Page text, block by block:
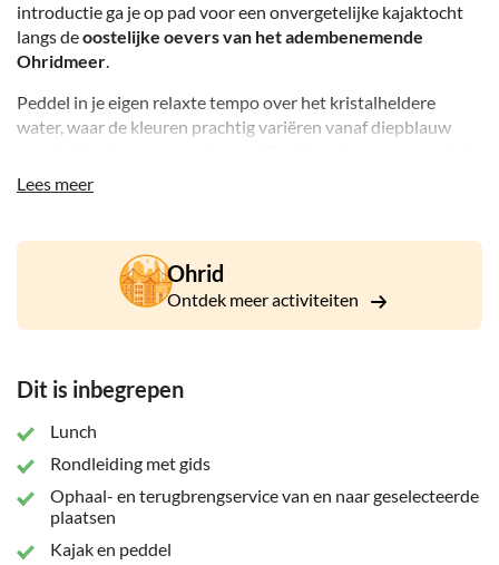
introductie ga je op pad voor een onvergetelijke kajaktocht
langs deoostelijke oevers van het adembenemende
Ohridmeer.
Peddel in je eigen relaxte tempo over het kristalheldere
water, waar de kleuren prachtig variëren vanaf diepblauw
uitzichten op iconische bezienswaardigheden zoals de
genoemd.
Deze tocht draait helemaal om vrijheid en natuur. Er worden
afgelegen, ongerepte stranden
van de drukte.
Halverwege de tocht kun je nieuwe energie opdoen met een
heerlijke 3-gangenmaaltijd van de grill
gelegen aan een afgelegen strand dat alleen over het water
bereikbaar is. Relax met een verfrissend drankje, neem nog
een duik of geniet gewoon van de zon en het
adembenemende uitzicht op het meer.
Lees meer
Ohrid
Ontdek meer activiteiten
Dit is inbegrepen
Lunch
Rondleiding met gids
Ophaal- en terugbrengservice van en naar geselecteerde
plaatsen
Kajak en peddel